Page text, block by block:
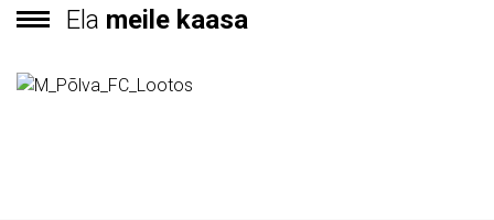
Ela meile kaasa